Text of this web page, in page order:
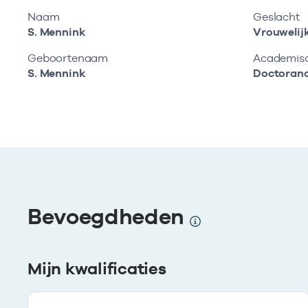
Naam
S. Mennink
Geboortenaam
S. Mennink
Geslacht
Bevoegdheden
Mijn kwalificaties